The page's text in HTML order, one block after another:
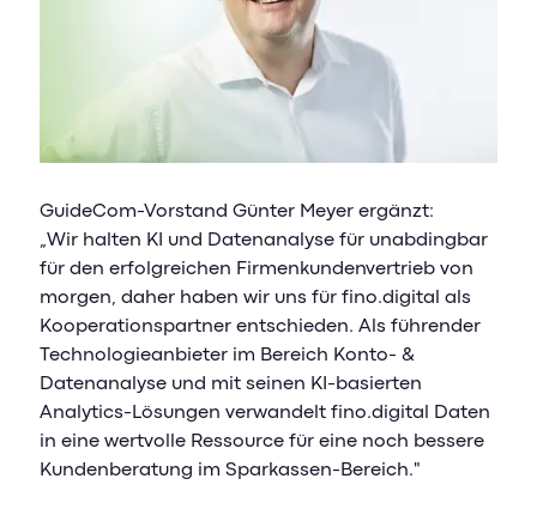
GuideCom-Vorstand Günter Meyer ergänzt:
„Wir halten KI und Datenanalyse für unabdingbar
für den erfolgreichen Firmenkundenvertrieb von
morgen, daher haben wir uns für fino.digital als
Kooperationspartner entschieden. Als führender
Technologieanbieter im Bereich Konto- &
Datenanalyse und mit seinen KI-basierten
Analytics-Lösungen verwandelt fino.digital Daten
in eine wertvolle Ressource für eine noch bessere
Kundenberatung im Sparkassen-Bereich."